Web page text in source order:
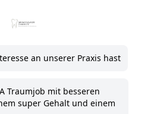
Die Oldenburger Zahnärzte
an unserer Praxis hast
Traumjob mit besseren
super Gehalt und einem